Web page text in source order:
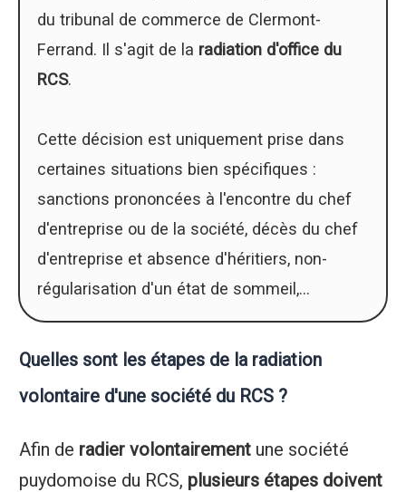
du tribunal de commerce de Clermont-
Ferrand. Il s'agit de la radiation d'office du
RCS.
Cette décision est uniquement prise dans
certaines situations bien spécifiques :
sanctions prononcées à l'encontre du chef
d'entreprise ou de la société, décès du chef
d'entreprise et absence d'héritiers, non-
régularisation d'un état de sommeil,...
Quelles sont les étapes de la radiation
volontaire d'une société du RCS ?
Afin de radier volontairement une société
puydomoise du RCS, plusieurs étapes doivent